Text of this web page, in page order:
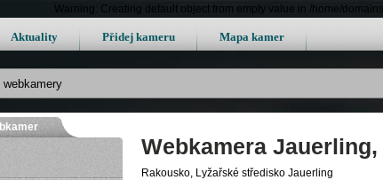
Warning: Creating default object from empty value in /home/
Aktuality Přidej kameru Mapa kamer
Webkamera
Rakousko, Lyžařské středisko Jauerling